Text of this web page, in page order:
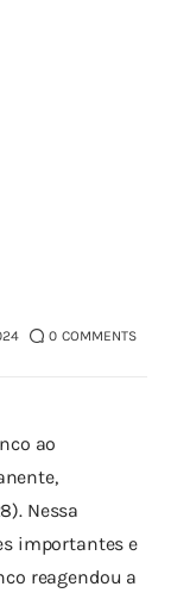
0 COMMENTS
ao
Nessa
importantes e
reagendou a